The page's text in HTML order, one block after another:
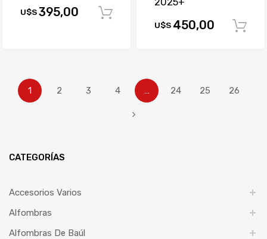
U$S395,00
U$S 450,00
1 2 3 4 … 24 25 26
CATEGORÍAS
Accesorios Varios
Alfombras
Alfombras De Baúl